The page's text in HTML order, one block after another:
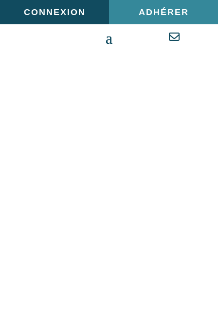
CONNEXION ADHÉRER